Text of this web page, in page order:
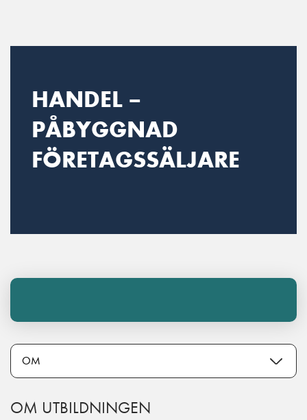
HANDEL –
PÅBYGGNAD
FÖRETAGSSÄLJARE
OM UTBILDNINGEN